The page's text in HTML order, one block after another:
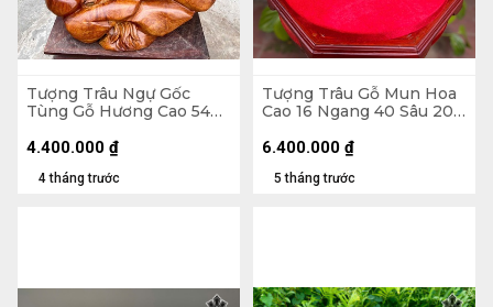
Tượng Trâu Ngự Gốc
Tùng Gỗ Hương Cao 54
4 tháng trước
4.400.000 ₫
Tượng Trâu Gỗ Mun Hoa
Cao 16 Ngang 40 Sâu 20
5 tháng trước
6.400.000 ₫